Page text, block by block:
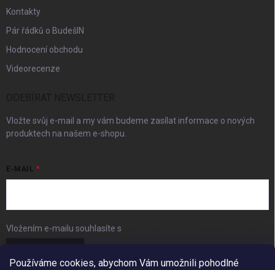
Používáme cookies, abychom Vám umožnili pohodlné
Kontakty
Pár řádků o BudešIN
Hodnocení obchodu
Videorecenze
Vložte svůj e-mail a my vám budeme zasílat informace o nových
produktech na našem e-shopu.
E-MAIL
Vložením e-mailu souhlasíte s